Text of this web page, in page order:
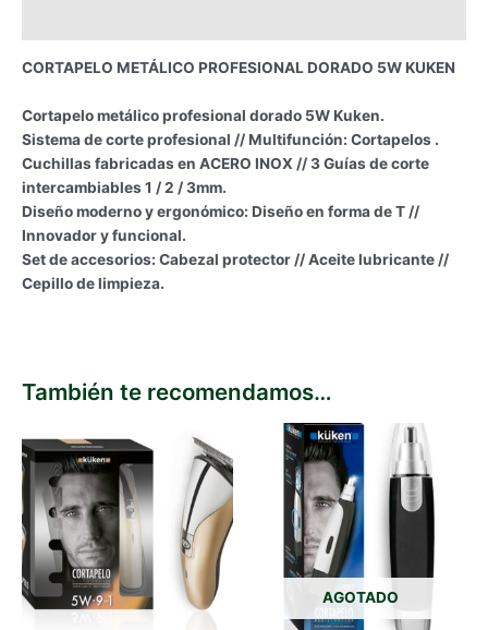
CORTAPELO METÁLICO PROFESIONAL DORADO 5W KUKEN
Cortapelo metálico profesional dorado 5W Kuken.
Sistema de corte profesional // Multifunción: Cortapelos .
Cuchillas fabricadas en ACERO INOX // 3 Guías de corte
intercambiables 1 / 2 / 3mm.
Diseño moderno y ergonómico: Diseño en forma de T //
Innovador y funcional.
Set de accesorios: Cabezal protector // Aceite lubricante //
Cepillo de limpieza.
También te recomendamos…
AGOTADO